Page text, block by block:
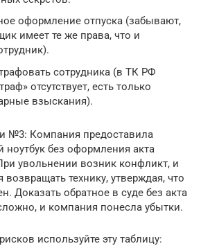
оформление отпуска (забывают,
имеет те же права, что и
сотрудника (в ТК РФ
отсутствует, есть только
взыскания).
№3: Компания предоставила
ноутбук без оформления акта
увольнении возник конфликт, и
возвращать технику, утверждая, что
Доказать обратное в суде без акта
и компания понесла убытки.
используйте эту таблицу: